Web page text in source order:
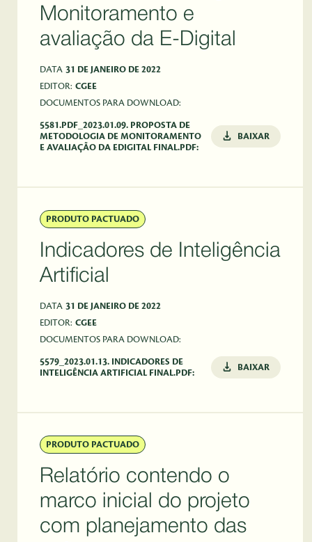
Monitoramento e
avaliação da E-Digital
DATA 31 DE JANEIRO DE 2022
EDITOR: CGEE
DOCUMENTOS PARA DOWNLOAD:
5581.PDF_2023.01.09. PROPOSTA DE
METODOLOGIA DE MONITORAMENTO
E AVALIAÇÃO DA EDIGITAL FINAL.PDF:
BAIXAR
PRODUTO PACTUADO
Indicadores de Inteligência
Artificial
DATA 31 DE JANEIRO DE 2022
EDITOR: CGEE
DOCUMENTOS PARA DOWNLOAD:
5579_2023.01.13. INDICADORES DE
INTELIGÊNCIA ARTIFICIAL FINAL.PDF:
BAIXAR
PRODUTO PACTUADO
Relatório contendo o
marco inicial do projeto
com planejamento das